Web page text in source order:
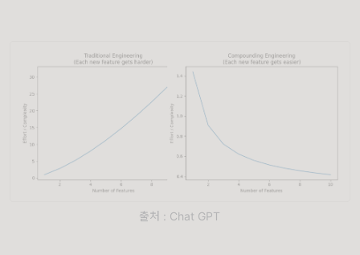
출처 : Chat GPT